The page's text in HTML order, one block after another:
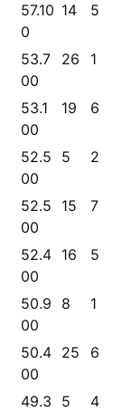
57.10
0
14 5
53.7
00
26 1
53.1
00
19 6
52.5
00
5 2
52.5
00
15 7
52.4
00
16 5
50.9
00
8 1
50.4
00
25 6
49.3
5 4